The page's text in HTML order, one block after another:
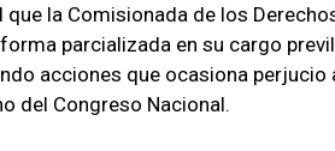
la Comisionada de los
parcializada en su cargo
acciones que ocasiona perjucio
del Congreso Nacional.